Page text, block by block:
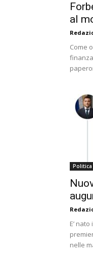
al
Come
Politica
E’
nelle